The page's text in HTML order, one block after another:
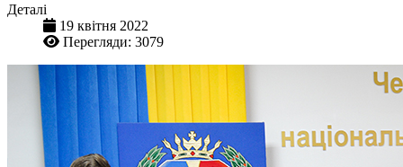
Деталі
19 квітня 2022
Перегляди: 3079